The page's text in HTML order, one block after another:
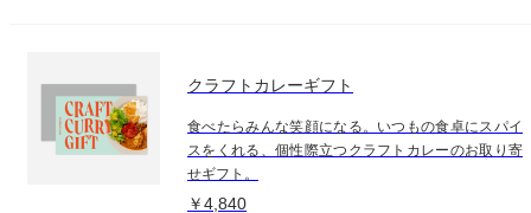
クラフトカレーギフト
食べたらみんな笑顔になる。いつもの食卓にスパイ
スをくれる、個性際立つクラフトカレーのお取り寄
せギフト。
￥4,840